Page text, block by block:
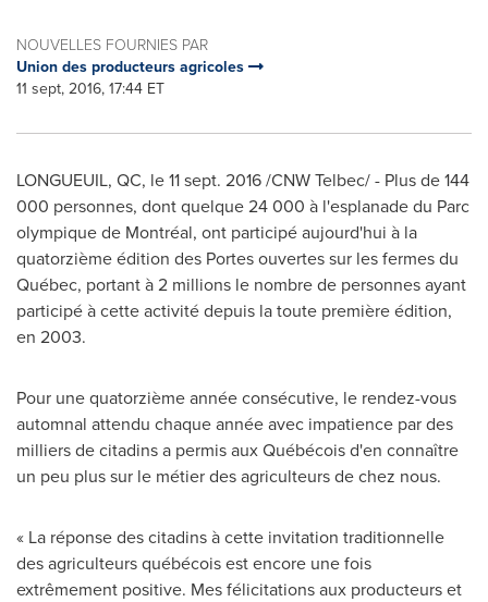
NOUVELLES FOURNIES PAR
Union des producteurs agricoles
11 sept, 2016, 17:44 ET
LONGUEUIL, QC, le11 sept. 2016/CNW Telbec/ - Plus de 144
000 personnes, dont quelque 24 000 à l'esplanade du Parc
olympique de Montréal, ont participé aujourd'hui à la
quatorzième édition des Portes ouvertes sur les fermes du
Québec, portant à 2 millions le nombre de personnes ayant
participé à cette activité depuis la toute première édition,
en 2003.
Pour une quatorzième année consécutive, le rendez-vous
automnal attendu chaque année avec impatience par des
milliers de citadins a permis aux Québécois d'en connaître
un peu plus sur le métier des agriculteurs de chez nous.
« La réponse des citadins à cette invitation traditionnelle
des agriculteurs québécois est encore une fois
extrêmement positive. Mes félicitations aux producteurs et